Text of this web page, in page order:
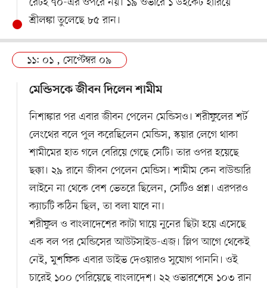
শ্রীলঙ্কা তুলেছে ৮৫ রান।
১১: ০১ , সেপ্টেম্বর ০৯
মেন্ডিসকে জীবন দিলেন শামীম
নিশাঙ্কার পর এবার জীবন পেলেন মেন্ডিসও। শরীফুলের শর্ট
লেংথের বলে পুল করেছিলেন মেন্ডিস, স্কয়ার লেগে থাকা
শামীমের হাত গলে বেরিয়ে গেছে সেটি। তার ওপর হয়েছে
ছক্কা। ২৯ রানে জীবন পেলেন মেন্ডিস। শামীম কেন বাউন্ডারি
লাইনে না থেকে বেশ ভেতরে ছিলেন, সেটিও প্রশ্ন। এরপরও
ক্যাচটি কঠিন ছিল, তা বলা যাবে না।
শরীফুল ও বাংলাদেশের কাটা ঘায়ে নুনের ছিটা হয়ে এসেছে
এক বল পর মেন্ডিসের আউটসাইড-এজ। স্লিপ আগে থেকেই
নেই, মুশফিক এবার ডাইভ দেওয়ারও সুযোগ পাননি। ওই
চারেই ১০০ পেরিয়েছে বাংলাদেশ। ২২ ওভারশেষে ১০৩ রান